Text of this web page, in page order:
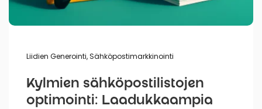
Liidien Generointi,Sähköpostimarkkinointi
Kylmien sähköpostilistojen
optimointi: Laadukkaampia